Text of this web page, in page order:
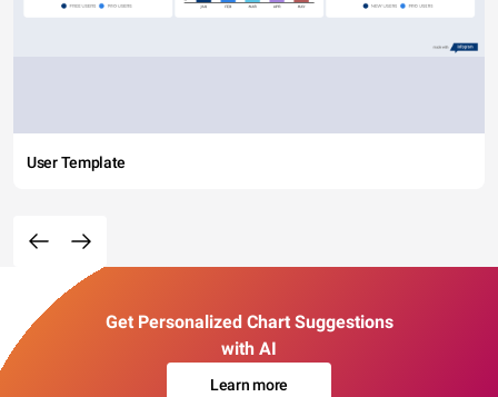
User Template
Get Personalized Chart Suggestions
with AI
Learn more